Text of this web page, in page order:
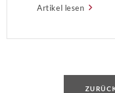
Artikel lesen